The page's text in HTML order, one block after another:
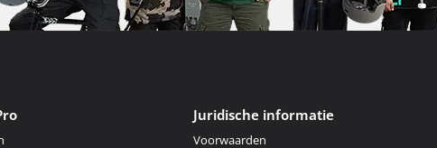
Juridische informatie
Voorwaarden